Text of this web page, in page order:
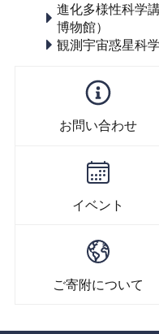
進化多様性科学
博物館）
観測宇宙惑星科
お問い合わせ
イベント
ご寄附について